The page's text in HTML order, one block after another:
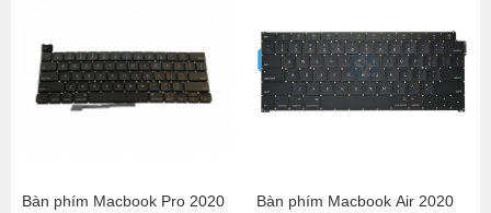
Bàn phím Macbook Pro 2020
Bàn phím Macbook Air 2020